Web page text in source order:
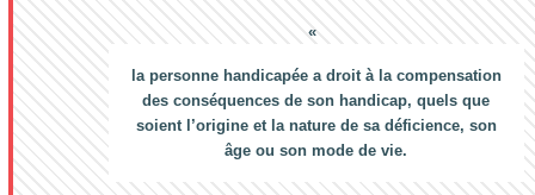
la personne handicapée a droit à la compensation
des conséquences de son handicap, quels que
soient l’origine et la nature de sa déficience, son
âge ou son mode de vie.